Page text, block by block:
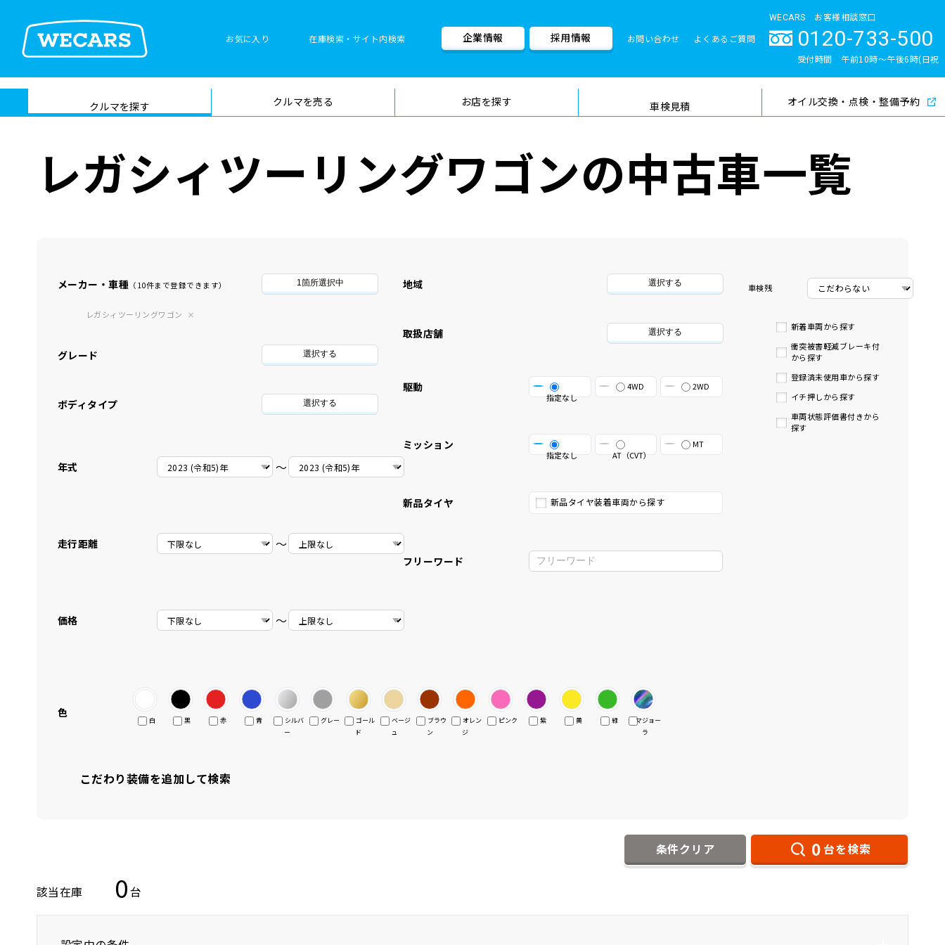
お気に入り 在庫検索・サイト内検索
在庫検索
サイト内検
索
検索
企業情報 採用情報 お問い合わせ よくあるご質問
WECARS お客様相談窓口
0120-733-500
受付時間 午前10時〜午後6時(日祝
クルマを探す クルマを売る お店を探す 車検見積
車検料金・メニュー 品質管理とサポート体制
オイル交換・点検・整備予約
レガシィツーリングワゴンの中古車一覧
メーカー・車種 （10件まで登録できます） 1箇所選択中
レガシィツーリングワゴン
グレード 選択する
ボディタイプ 選択する
年式 〜
走行距離 〜
価格 〜
地域 選択する
取扱店舗 選択する
駆動
指定なし
4WD 2WD
ミッション
指定なし AT（CVT）
MT
新品タイヤ 新品タイヤ装着車両から探す
フリーワード
車検残
新着車両から探す
衝突被害軽減ブレーキ付
から探す
登録済未使用車から探す
イチ押しから探す
車両状態評価書付きから
探す
色
白 黒 赤 青
シルバ
ー
グレー
ゴール
ド
ベージ
ュ
ブラウ
ン
オレン
ジ
ピンク 紫 黄 緑
マジョー
ラ
こだわり装備を追加して検索
条件クリア 0 台を検索
該当在庫 0台